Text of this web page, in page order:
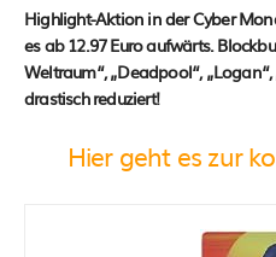
Highlight-Aktion in der Cyber
es ab 12.97 Euro aufwärts.
Weltraum“, „Deadpool“,
drastisch reduziert!
Hier geht es zur